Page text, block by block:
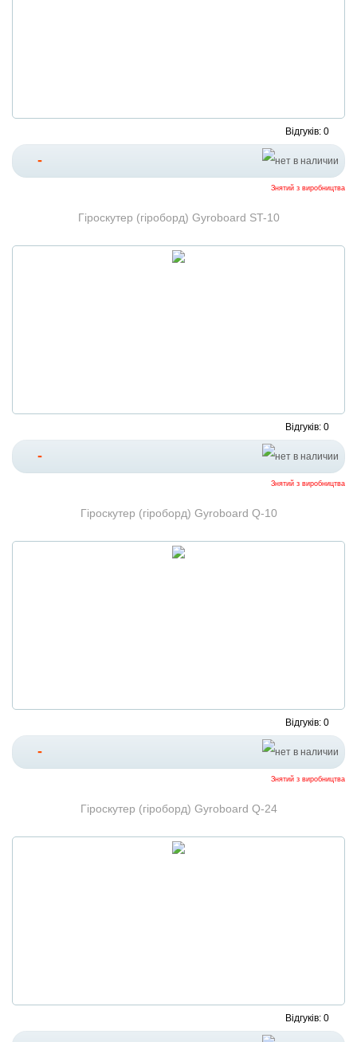
Відгуків: 0
-
Знятий з виробництва
Гіроскутер (гіроборд) Gyroboard ST-10
Відгуків: 0
-
Знятий з виробництва
Гіроскутер (гіроборд) Gyroboard Q-10
Відгуків: 0
-
Знятий з виробництва
Гіроскутер (гіроборд) Gyroboard Q-24
Відгуків: 0